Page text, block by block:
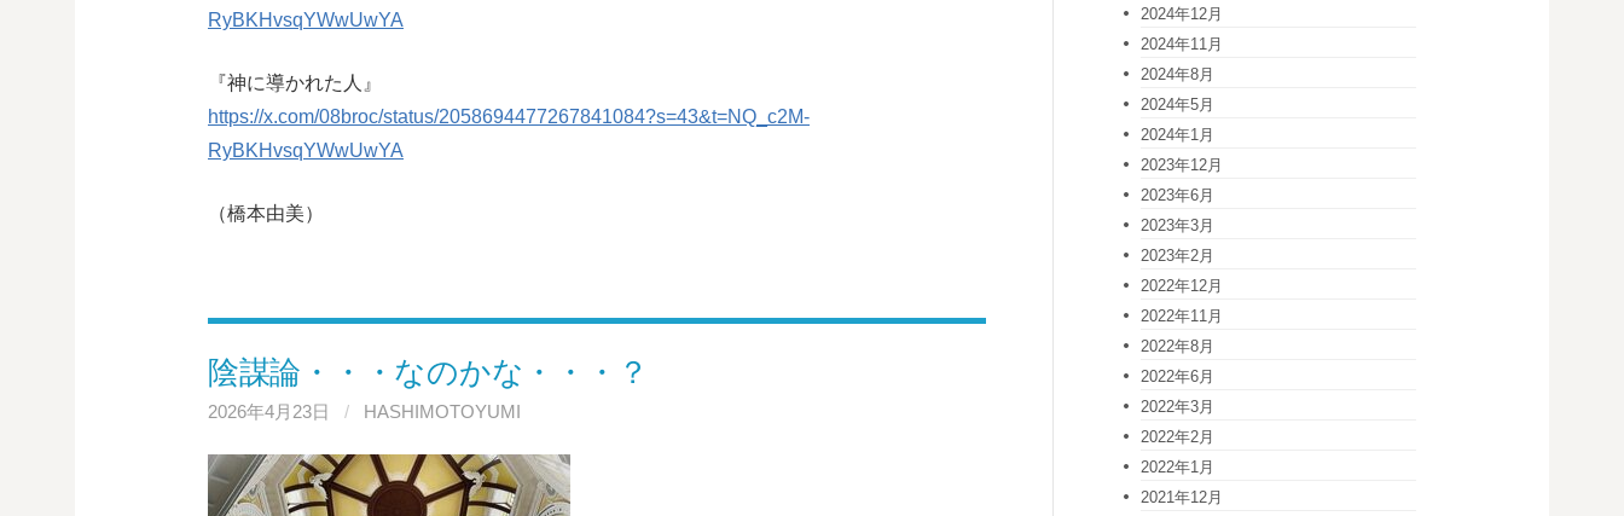
RyBKHvsqYWwUwYA
『神に導かれた人』
https://x.com/08broc/status/2058694477267841084?s=43&t=NQ_c2M-
RyBKHvsqYWwUwYA
（橋本由美）
陰謀論・・・なのかな・・・？
2026年4月23日 / HASHIMOTOYUMI
2024年12月
2024年11月
2024年8月
2024年5月
2024年1月
2023年12月
2023年6月
2023年3月
2023年2月
2022年12月
2022年11月
2022年8月
2022年6月
2022年3月
2022年2月
2022年1月
2021年12月